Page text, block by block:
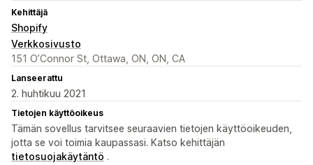
Kehittäjä
Shopify
Verkkosivusto
151 O’Connor St, Ottawa, ON, ON, CA
Lanseerattu
2. huhtikuu 2021
Tietojen käyttöoikeus
Tämän sovellus tarvitsee seuraavien tietojen käyttöoikeuden,
jotta se voi toimia kaupassasi. Katso kehittäjän
tietosuojakäytäntö .